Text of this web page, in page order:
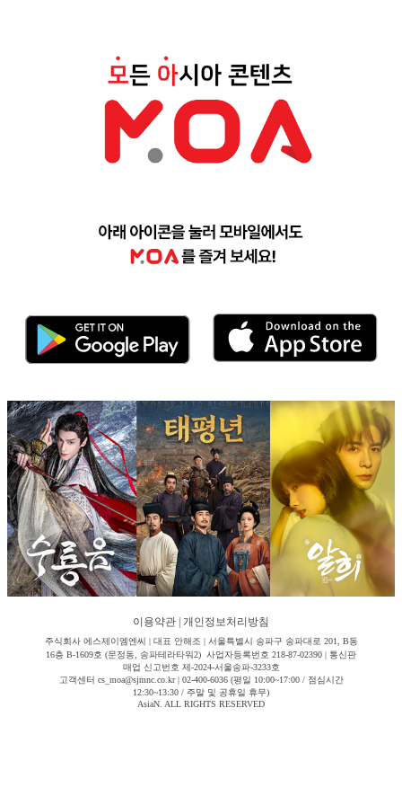
이용약관 개인정보처리방침
주식회사 에스제이엠엔씨 | 대표 안해조 | 서울특별시 송파구 송파대로 201, B동
16층 B-1609호 (문정동, 송파테라타워2) 사업자등록번호 218-87-02390 | 통신판
매업 신고번호 제-2024-서울송파-3233호
고객센터 cs_moa@sjmnc.co.kr | 02-400-6036 (평일 10:00~17:00 / 점심시간
12:30~13:30 / 주말 및 공휴일 휴무)
AsiaN. ALL RIGHTS RESERVED